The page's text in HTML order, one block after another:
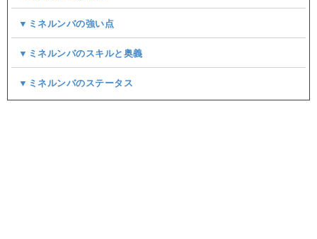
▼ミネルンバの強い点
▼ミネルンバのスキルと奥義
▼ミネルンバのステータス